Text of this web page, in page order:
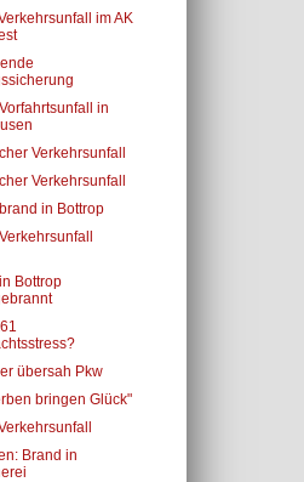
im AK
in
Verkehrsunfall
Verkehrsunfall
in Bottrop
Bottrop
übersah Pkw
bringen Glück"
Brand in